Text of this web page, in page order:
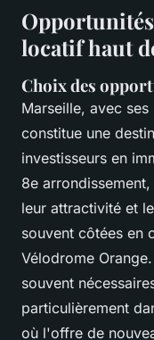
locatif haut
Choix des
Marseille, avec
constitue une
investisseurs en
8e
leur attractivité et
souvent côtées en
Vélodrome
souvent
particulièrement
où l'offre de